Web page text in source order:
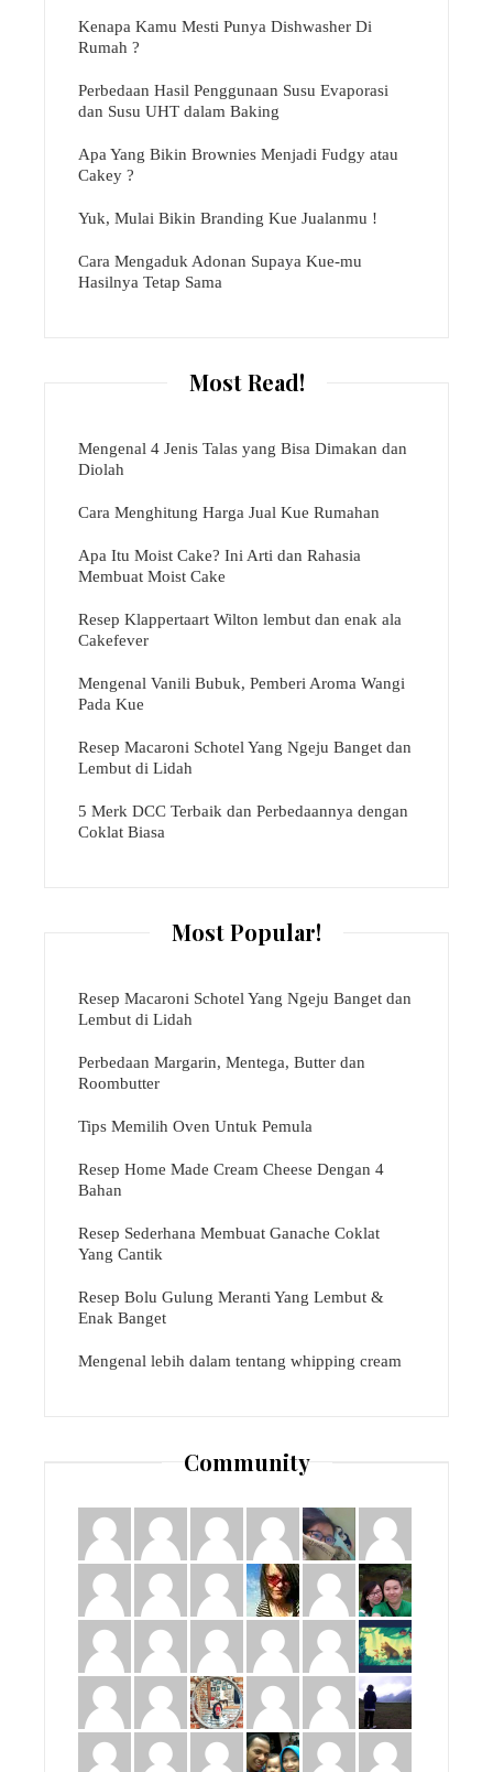
Kenapa Kamu Mesti Punya Dishwasher Di
Rumah ?
Perbedaan Hasil Penggunaan Susu Evaporasi
dan Susu UHT dalam Baking
Apa Yang Bikin Brownies Menjadi Fudgy atau
Cakey ?
Yuk, Mulai Bikin Branding Kue Jualanmu !
Cara Mengaduk Adonan Supaya Kue-mu
Hasilnya Tetap Sama
Most Read!
Mengenal 4 Jenis Talas yang Bisa Dimakan dan
Diolah
Cara Menghitung Harga Jual Kue Rumahan
Apa Itu Moist Cake? Ini Arti dan Rahasia
Membuat Moist Cake
Resep Klappertaart Wilton lembut dan enak ala
Cakefever
Mengenal Vanili Bubuk, Pemberi Aroma Wangi
Pada Kue
Resep Macaroni Schotel Yang Ngeju Banget dan
Lembut di Lidah
5 Merk DCC Terbaik dan Perbedaannya dengan
Coklat Biasa
Most Popular!
Resep Macaroni Schotel Yang Ngeju Banget dan
Lembut di Lidah
Perbedaan Margarin, Mentega, Butter dan
Roombutter
Tips Memilih Oven Untuk Pemula
Resep Home Made Cream Cheese Dengan 4
Bahan
Resep Sederhana Membuat Ganache Coklat
Yang Cantik
Resep Bolu Gulung Meranti Yang Lembut &
Enak Banget
Mengenal lebih dalam tentang whipping cream
Community